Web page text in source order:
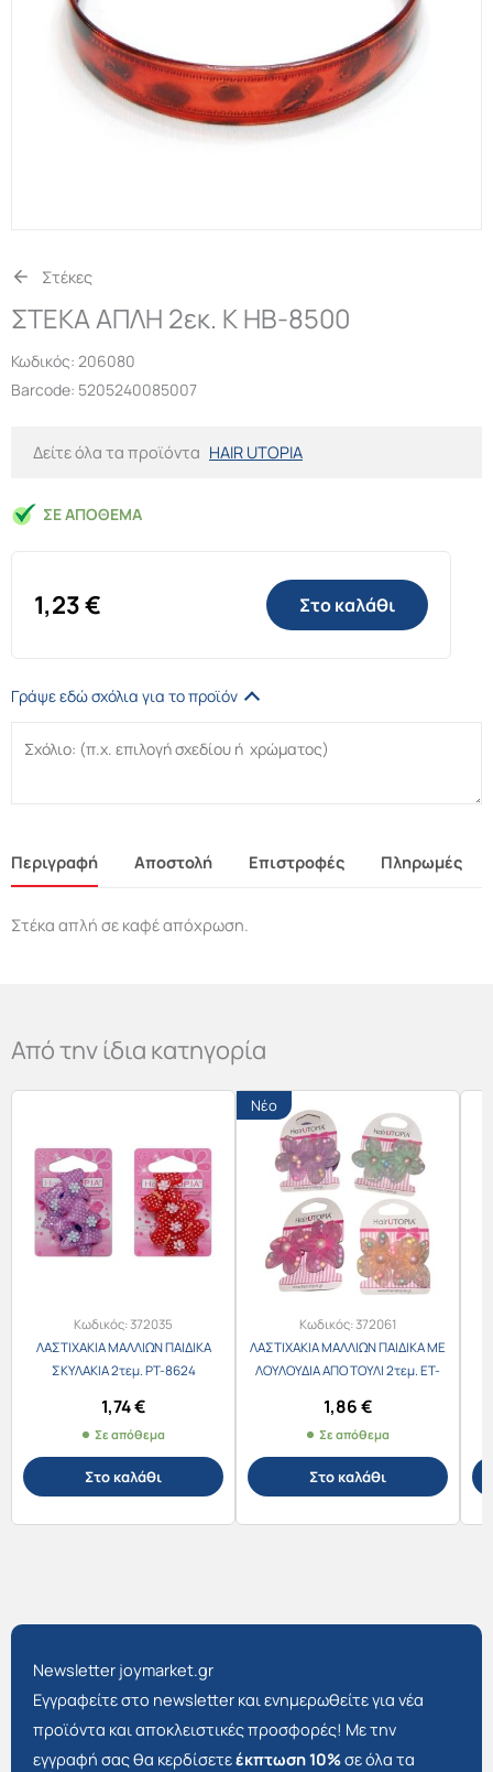
Στέκες
ΣΤΕΚΑ ΑΠΛΗ 2εκ. Κ HB-8500
Κωδικός: 206080
Barcode: 5205240085007
Δείτε όλα τα προϊόντα HAIR UTOPIA
ΣΕ ΑΠΌΘΕΜΑ
1,23€ Στο καλάθι
Γράψε εδώ σχόλια για το προϊόν
Περιγραφή Αποστολή Επιστροφές Πληρωμές
Στέκα απλή σε καφέ απόχρωση.
Από την ίδια κατηγορία
Κωδικός:372035
ΛΑΣΤΙΧΑΚΙΑ ΜΑΛΛΙΩΝ ΠΑΙΔΙΚΑ
ΣΚΥΛΑΚΙΑ 2τεμ. PT-8624
1,74€
Σε απόθεμα
Στο καλάθι
Νέο
Κωδικός:372061
ΛΑΣΤΙΧΑΚΙΑ ΜΑΛΛΙΩΝ ΠΑΙΔΙΚΑ ΜΕ
ΛΟΥΛΟΥΔΙΑ ΑΠΟ ΤΟΥΛΙ 2τεμ. ET-
1,86€
Σε απόθεμα
Στο καλάθι
Newsletter joymarket.gr
Εγγραφείτε στο newsletter και ενημερωθείτε για νέα
προϊόντα και αποκλειστικές προσφορές! Με την
εγγραφή σας θα κερδίσετεέκπτωση 10%σε όλα τα